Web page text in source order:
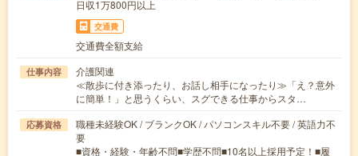
日収1万800円以上
交通費
交通費全額支給
仕事内容
介護関連
≪散歩に付き添ったり、お話し相手になったり≫「え？意外
に簡単！」と思うくらい、スグできる仕事からスタ…
応募資格
職種未経験OK / ブランクOK / パソコンスキル不要 / 英語力不
要
■資格・経験・年齢不問■学歴不問■10名以上採用予定！■履